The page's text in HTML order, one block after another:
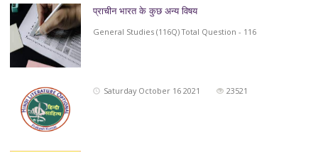
प्राचीन भारत के कुछ अन्य विषय
General Studies (116Q) Total Question - 116
Saturday October 16 2021 23521